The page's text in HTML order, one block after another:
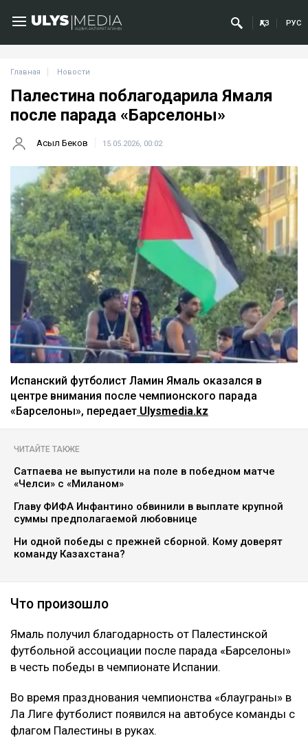
ҚАЗ РУС
Главная Новости
Палестина поблагодарила Ямаля
после парада «Барселоны»
Асыл Беков 15.05.2026, 00:02
Испанский футболист Ламин Ямаль оказался в
центре внимания после чемпионского парада
«Барселоны», передает Ulysmedia.kz
ЧИТАЙТЕ ТАКЖЕ
Сатпаева не выпустили на поле в победном матче
«Челси» с «Миланом»
Главу ФИФА Инфантино обвинили в выплате крупной
суммы предполагаемой любовнице
Ни одной победы с прежней сборной. Кому доверят
команду Казахстана?
Что произошло
Ямаль получил благодарность от Палестинской
футбольной ассоциации после парада «Барселоны»
в честь победы в чемпионате Испании.
Во время празднования чемпионства «блауграны» в
Ла Лиге футболист появился на автобусе команды с
флагом Палестины в руках.